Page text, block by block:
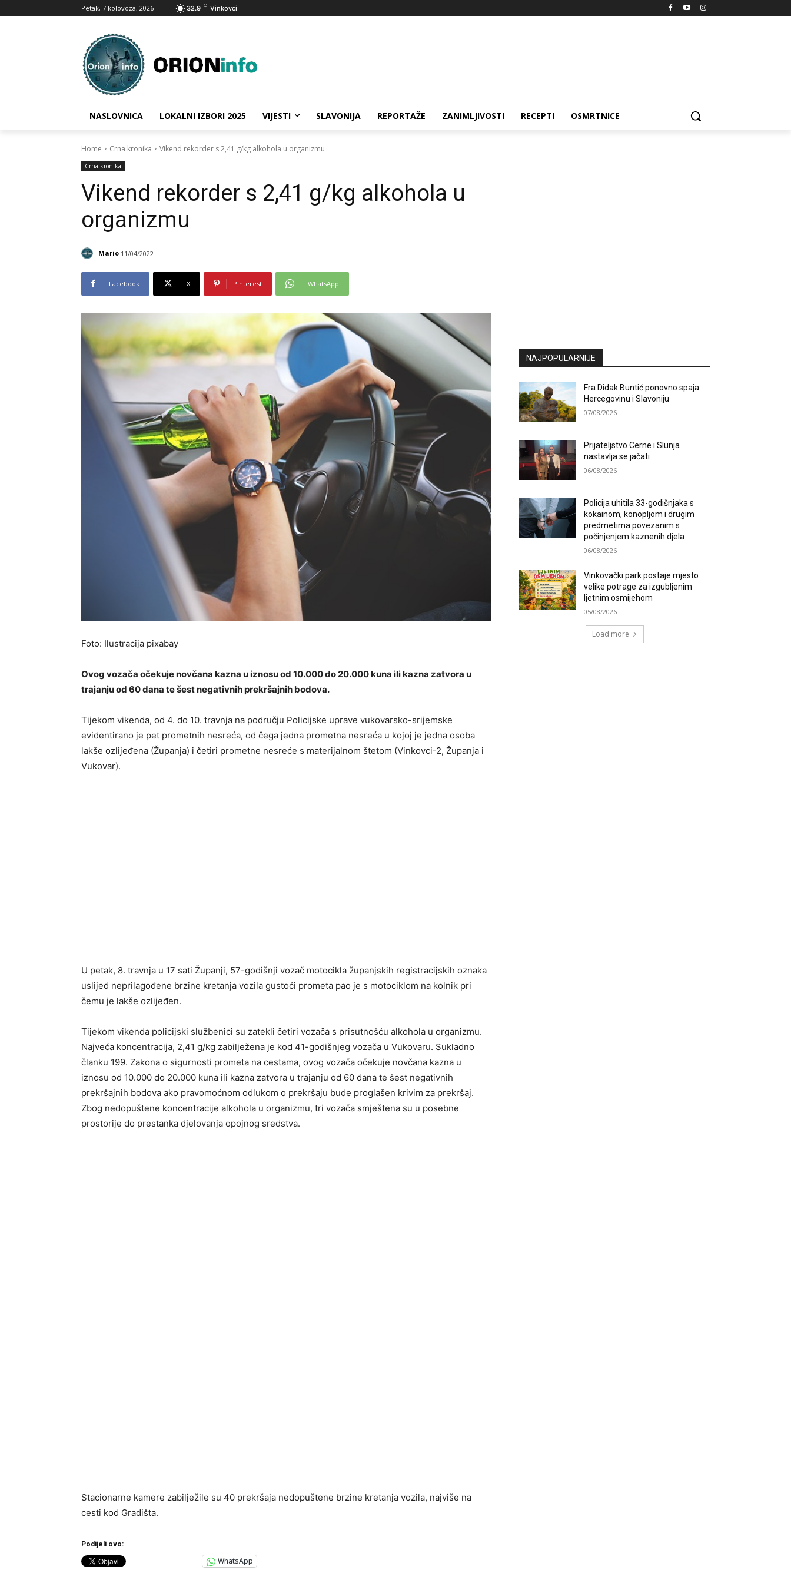
Petak, 7 kolovoza, 2026 32.9 C Vinkovci
NASLOVNICA LOKALNI IZBORI 2025 VIJESTI SLAVONIJA REPORTAŽE ZANIMLJIVOSTI RECEPTI OSMRTNICE
Home Crna kronika Vikend rekorder s 2,41 g/kg alkohola u organizmu
Crna kronika
Vikend rekorder s 2,41 g/kg alkohola u
organizmu
Mario 11/04/2022
Facebook X Pinterest WhatsApp
Foto: Ilustracija pixabay
Ovog vozača očekuje novčana kazna u iznosu od 10.000 do 20.000 kuna ili kazna zatvora u
trajanju od 60 dana te šest negativnih prekršajnih bodova.
Tijekom vikenda, od 4. do 10. travnja na području Policijske uprave vukovarsko-srijemske
evidentirano je pet prometnih nesreća, od čega jedna prometna nesreća u kojoj je jedna osoba
lakše ozlijeđena (Županja) i četiri prometne nesreće s materijalnom štetom (Vinkovci-2, Županja i
Vukovar).
U petak, 8. travnja u 17 sati Županji, 57-godišnji vozač motocikla županjskih registracijskih oznaka
uslijed neprilagođene brzine kretanja vozila gustoći prometa pao je s motociklom na kolnik pri
čemu je lakše ozlijeđen.
Tijekom vikenda policijski službenici su zatekli četiri vozača s prisutnošću alkohola u organizmu.
Najveća koncentracija, 2,41 g/kg zabilježena je kod 41-godišnjeg vozača u Vukovaru. Sukladno
članku 199. Zakona o sigurnosti prometa na cestama, ovog vozača očekuje novčana kazna u
iznosu od 10.000 do 20.000 kuna ili kazna zatvora u trajanju od 60 dana te šest negativnih
prekršajnih bodova ako pravomoćnom odlukom o prekršaju bude proglašen krivim za prekršaj.
Zbog nedopuštene koncentracije alkohola u organizmu, tri vozača smještena su u posebne
prostorije do prestanka djelovanja opojnog sredstva.
Stacionarne kamere zabilježile su 40 prekršaja nedopuštene brzine kretanja vozila, najviše na
cesti kod Gradišta.
Podijeli ovo:
WhatsApp
NAJPOPULARNIJE
Fra Didak Buntić ponovno spaja
Hercegovinu i Slavoniju
07/08/2026
Prijateljstvo Cerne i Slunja
nastavlja se jačati
06/08/2026
Policija uhitila 33-godišnjaka s
kokainom, konopljom i drugim
predmetima povezanim s
počinjenjem kaznenih djela
06/08/2026
Vinkovački park postaje mjesto
velike potrage za izgubljenim
ljetnim osmijehom
05/08/2026
Load more